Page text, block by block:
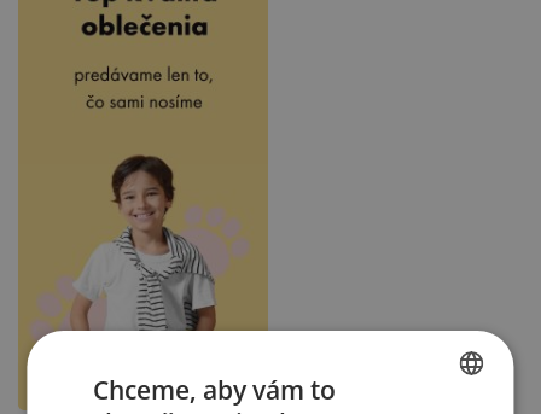
Chceme, aby vám to